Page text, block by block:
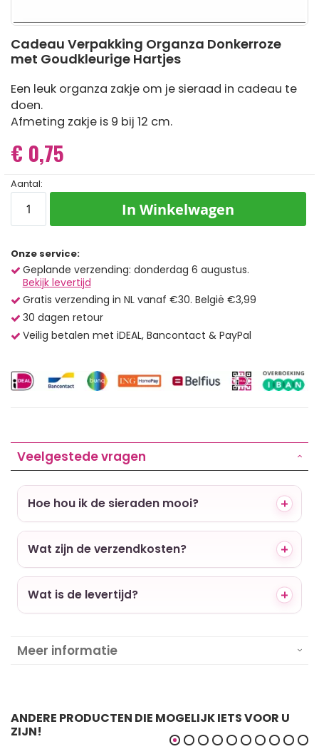
naar
het
van
de
afbeeldingen-
gallerij
Cadeau Verpakking Organza Donkerroze
met Goudkleurige Hartjes
Een leuk organza zakje om je sieraad in cadeau te
doen.
Afmeting zakje is 9 bij 12 cm.
€ 0,75
Aantal:
In Winkelwagen
Onze service:
Geplande verzending: donderdag 6 augustus.
Bekijk levertijd
Gratis verzending in NL vanaf €30. België €3,99
30 dagen retour
Veilig betalen met iDEAL, Bancontact & PayPal
Veelgestede vragen
Hoe hou ik de sieraden mooi?
Wat zijn de verzendkosten?
Wat is de levertijd?
Meer informatie
ANDERE PRODUCTEN DIE MOGELIJK IETS VOOR U
ZIJN!